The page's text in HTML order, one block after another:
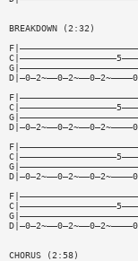
BREAKDOWN (2:32)
CHORUS (2:58)